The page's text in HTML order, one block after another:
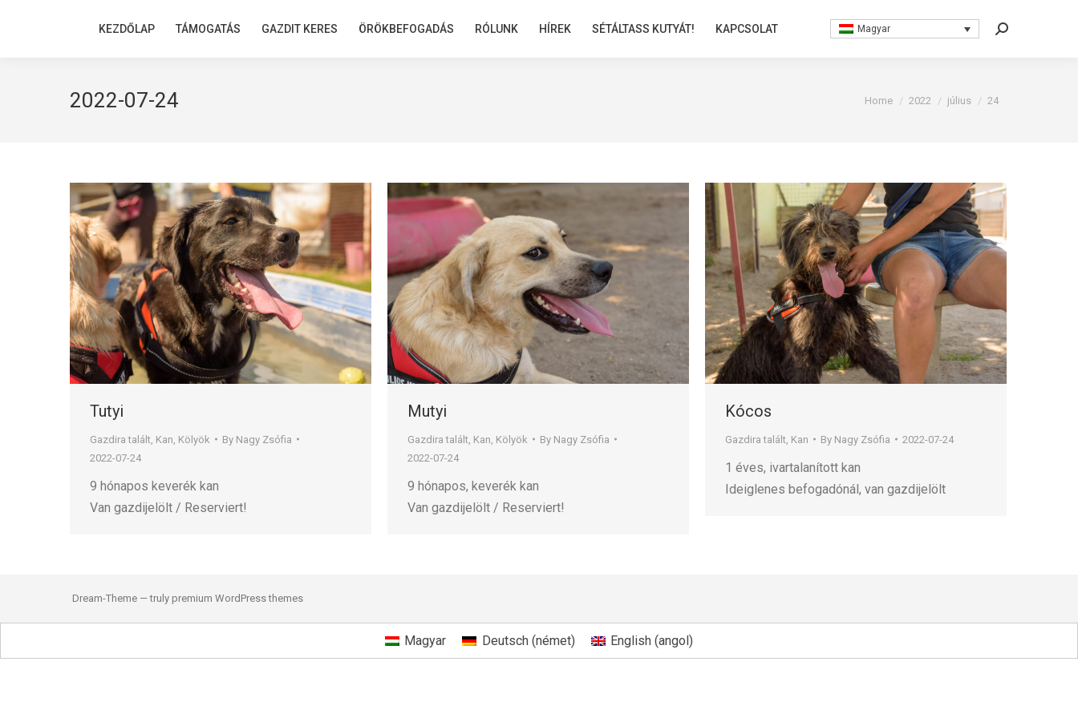
KEZDŐLAP TÁMOGATÁS GAZDIT KERES ÖRÖKBEFOGADÁS RÓLUNK HÍREK SÉTÁLTASS KUTYÁT! KAPCSOLAT Magyar Search:
2022-07-24 You are here:
Home 2022 július 24
Tutyi
Gazdira talált Kan Kölyök By Nagy Zsófia
2022-07-24
9 hónapos keverék kan
Van gazdijelölt / Reserviert!
Mutyi
Gazdira talált Kan Kölyök By Nagy Zsófia
2022-07-24
9 hónapos, keverék kan
Van gazdijelölt / Reserviert!
Kócos
Gazdira talált Kan By Nagy Zsófia 2022-07-24
1 éves, ivartalanított kan
Ideiglenes befogadónál, van gazdijelölt
Dream-Theme — truly premium WordPress themes
Magyar Deutsch(német) English (angol)
KEZDŐLAP TÁMOGATÁS GAZDIT KERES ÖRÖKBEFOGADÁS RÓLUNK HÍREK SÉTÁLTASS KUTYÁT! KAPCSOLAT Magyar Search: